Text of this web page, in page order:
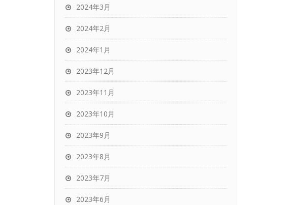
2024年3月
2024年2月
2024年1月
2023年12月
2023年11月
2023年10月
2023年9月
2023年8月
2023年7月
2023年6月